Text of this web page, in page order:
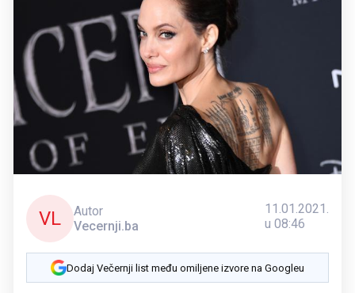
VL
Autor
Vecernji.ba
11.01.2021.
u 08:46
Dodaj Večernji list među omiljene izvore na Googleu